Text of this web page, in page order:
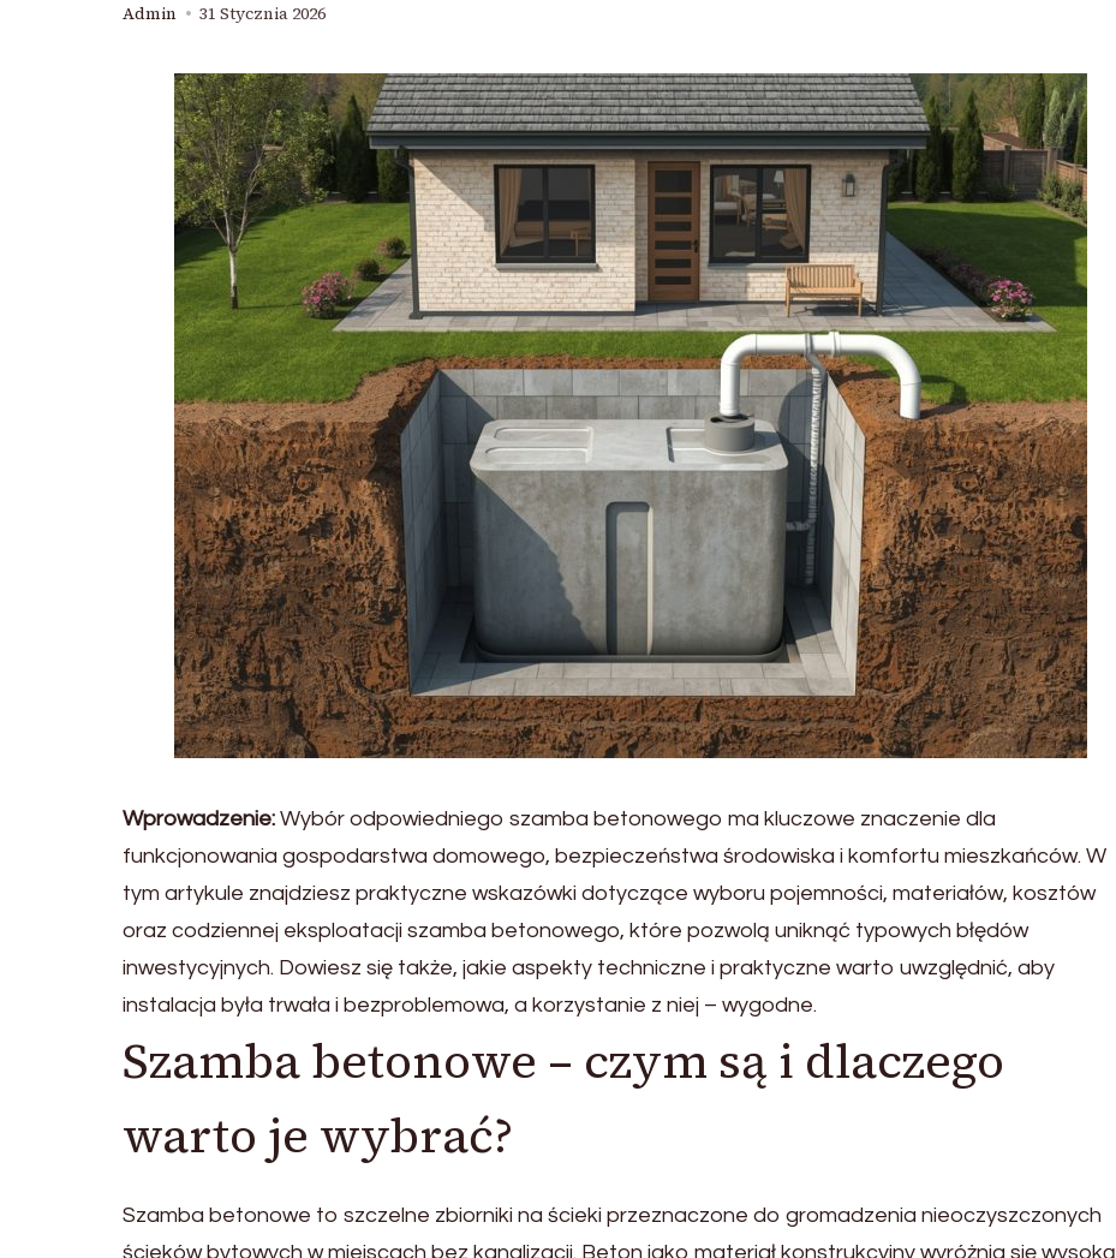
Admin 31 Stycznia 2026
Wprowadzenie: Wybór odpowiedniego szamba betonowego ma kluczowe znaczenie dla
funkcjonowania gospodarstwa domowego, bezpieczeństwa środowiska i komfortu mieszkańców. W
tym artykule znajdziesz praktyczne wskazówki dotyczące wyboru pojemności, materiałów, kosztów
oraz codziennej eksploatacji szamba betonowego, które pozwolą uniknąć typowych błędów
inwestycyjnych. Dowiesz się także, jakie aspekty techniczne i praktyczne warto uwzględnić, aby
instalacja była trwała i bezproblemowa, a korzystanie z niej – wygodne.
Szamba betonowe – czym są i dlaczego
warto je wybrać?
Szamba betonowe to szczelne zbiorniki na ścieki przeznaczone do gromadzenia nieoczyszczonych
ścieków bytowych w miejscach bez kanalizacji. Beton jako materiał konstrukcyjny wyróżnia się wysoką